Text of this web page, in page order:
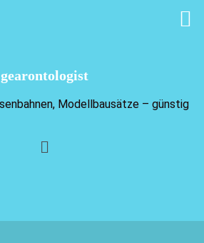
Modellbausätze – günstig
gearontologist